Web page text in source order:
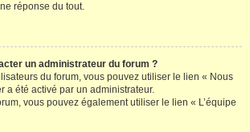
réponse du tout.
un administrateur du forum ?
du forum, vous pouvez utiliser le lien « Nous
a été activé par un administrateur.
vous pouvez également utiliser le lien « L’équipe